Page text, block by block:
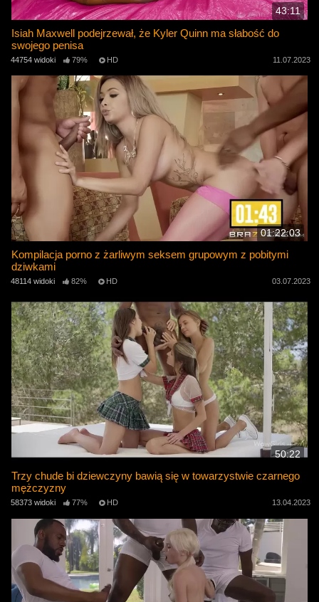
43:11
Isiah Maxwell podejrzewał, że Kyler Quinn ma słabość do
swojego penisa
44754 widoki 79% HD 11.07.2023
01:22:03
Kompilacja porno z żarliwym seksem grupowym z pobitymi
dziwkami
48114 widoki 82% HD 03.07.2023
50:22
Trzy chude bi dziewczyny bawią się w towarzystwie czarnego
mężczyzny
58373 widoki 77% HD 13.04.2023